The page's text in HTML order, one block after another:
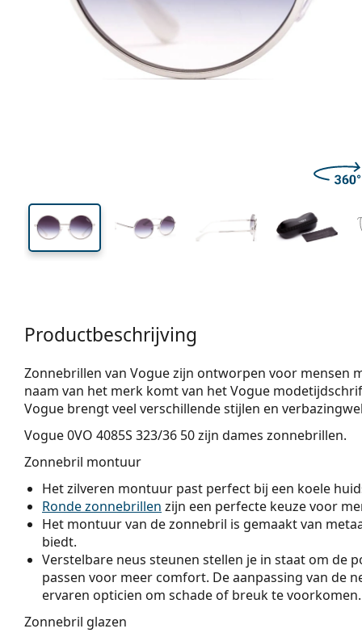
52 mm
Glashoogte Glasbreedte
Productbeschrijving
Zonnebrillen van Vogue zijn ontworpen voor mensen
naam van het merk komt van het Vogue
Vogue brengt veel verschillende stijlen en
Vogue 0VO 4085S 323/36 50zijn dames zonnebrillen.
Zonnebril montuur
Het zilveren montuur past perfect bij een koele
Ronde zonnebrillen zijn een perfecte keuze voor
Het montuur van de zonnebril is gemaakt van
biedt.
Verstelbare neus steunen stellen je in staat om de
passen voor meer comfort. De aanpassing van de
ervaren opticien om schade of breuk te voorkomen.
Zonnebril glazen